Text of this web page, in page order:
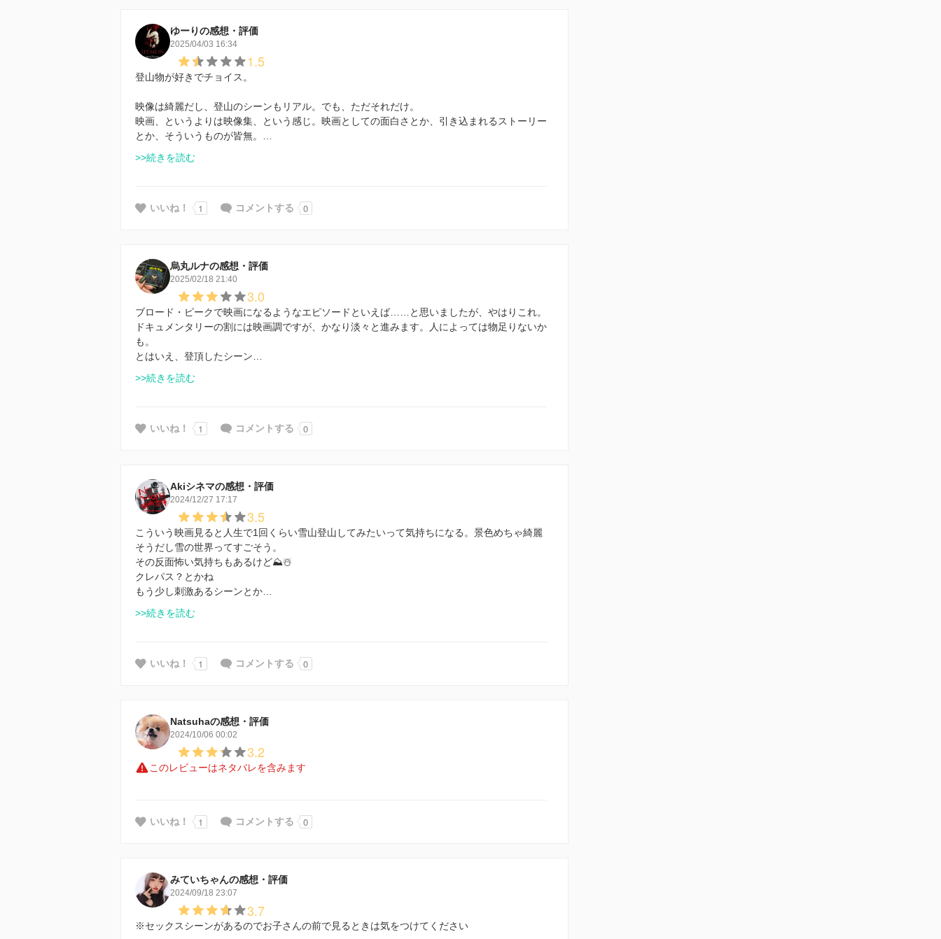
ゆーりの感想・評価
2025/04/03 16:34
1.5
登山物が好きでチョイス。
映像は綺麗だし、登山のシーンもリアル。でも、ただそれだけ。
映画、というよりは映像集、という感じ。映画としての面白さとか、引き込まれるストーリー
とか、そういうものが皆無。…
>>続きを読む
いいね！ 1 コメントする 0
烏丸ルナの感想・評価
2025/02/18 21:40
3.0
ブロード・ピークで映画になるようなエピソードといえば……と思いましたが、やはりこれ。
ドキュメンタリーの割には映画調ですが、かなり淡々と進みます。人によっては物足りないか
も。
とはいえ、登頂したシーン…
>>続きを読む
いいね！ 1 コメントする 0
Akiシネマの感想・評価
2024/12/27 17:17
3.5
こういう映画見ると人生で1回くらい雪山登山してみたいって気持ちになる。景色めちゃ綺麗
そうだし雪の世界ってすごそう。
その反面怖い気持ちもあるけど⛰️☃️
クレパス？とかね
もう少し刺激あるシーンとか…
>>続きを読む
いいね！ 1 コメントする 0
Natsuhaの感想・評価
2024/10/06 00:02
3.2
このレビューはネタバレを含みます
いいね！ 1 コメントする 0
みていちゃんの感想・評価
2024/09/18 23:07
3.7
※セックスシーンがあるのでお子さんの前で見るときは気をつけてください